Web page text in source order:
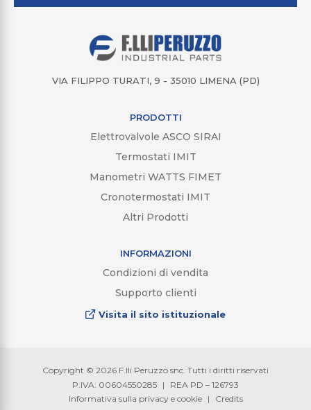
VIA FILIPPO TURATI, 9 - 35010 LIMENA (PD)
PRODOTTI
Elettrovalvole ASCO SIRAI
Termostati IMIT
Manometri WATTS FIMET
Cronotermostati IMIT
Altri Prodotti
INFORMAZIONI
Condizioni di vendita
Supporto clienti
Visita il sito istituzionale
Copyright © 2026 F.lli Peruzzo snc. Tutti i diritti riservati
P.IVA: 00604550285 |
REA PD – 126793
Informativa sulla privacy e cookie
| Credits